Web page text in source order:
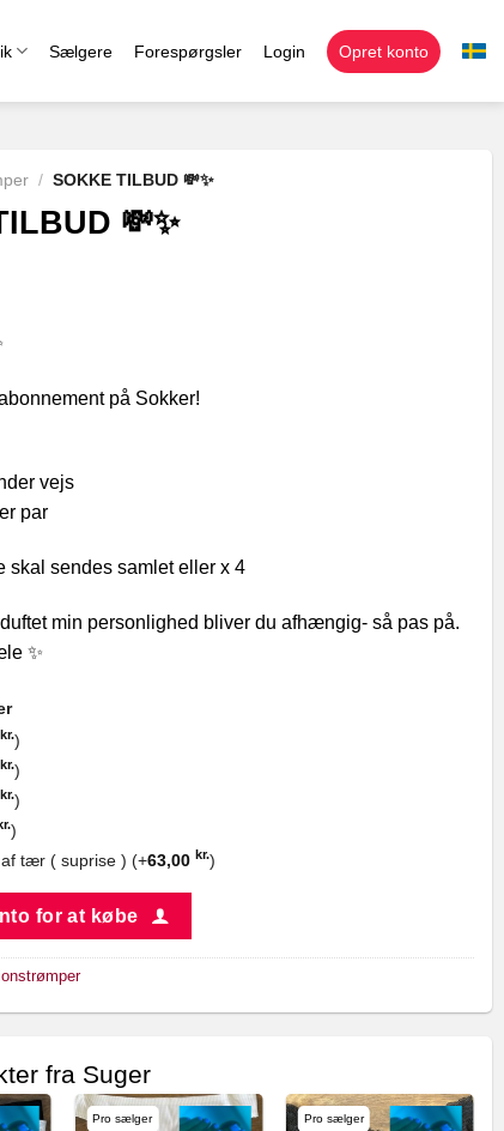
Sælgere Forespørgsler Login Opret konto
/ SOKKE TILBUD 💸✨
💸✨
på Sokker!
vejs
par
skal sendes samlet eller x 4
min personlighed bliver du afhængig- så pas på.
✨
kr.)
kr.)
kr.)
)
tær ( suprise ) (+63,00 kr.)
for at købe
fra Suger
Pro sælger Pro sælger